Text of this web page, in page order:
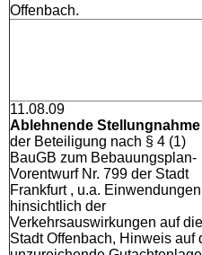
Offenbach.
11.08.09
Ablehnende Stellungnahme
der Beteiligung nach § 4 (1)
BauGB zum Bebauungsplan-
Vorentwurf Nr. 799 der Stadt
Frankfurt , u.a. Einwendungen
hinsichtlich der
Verkehrsauswirkungen auf die
Stadt Offenbach, Hinweis auf